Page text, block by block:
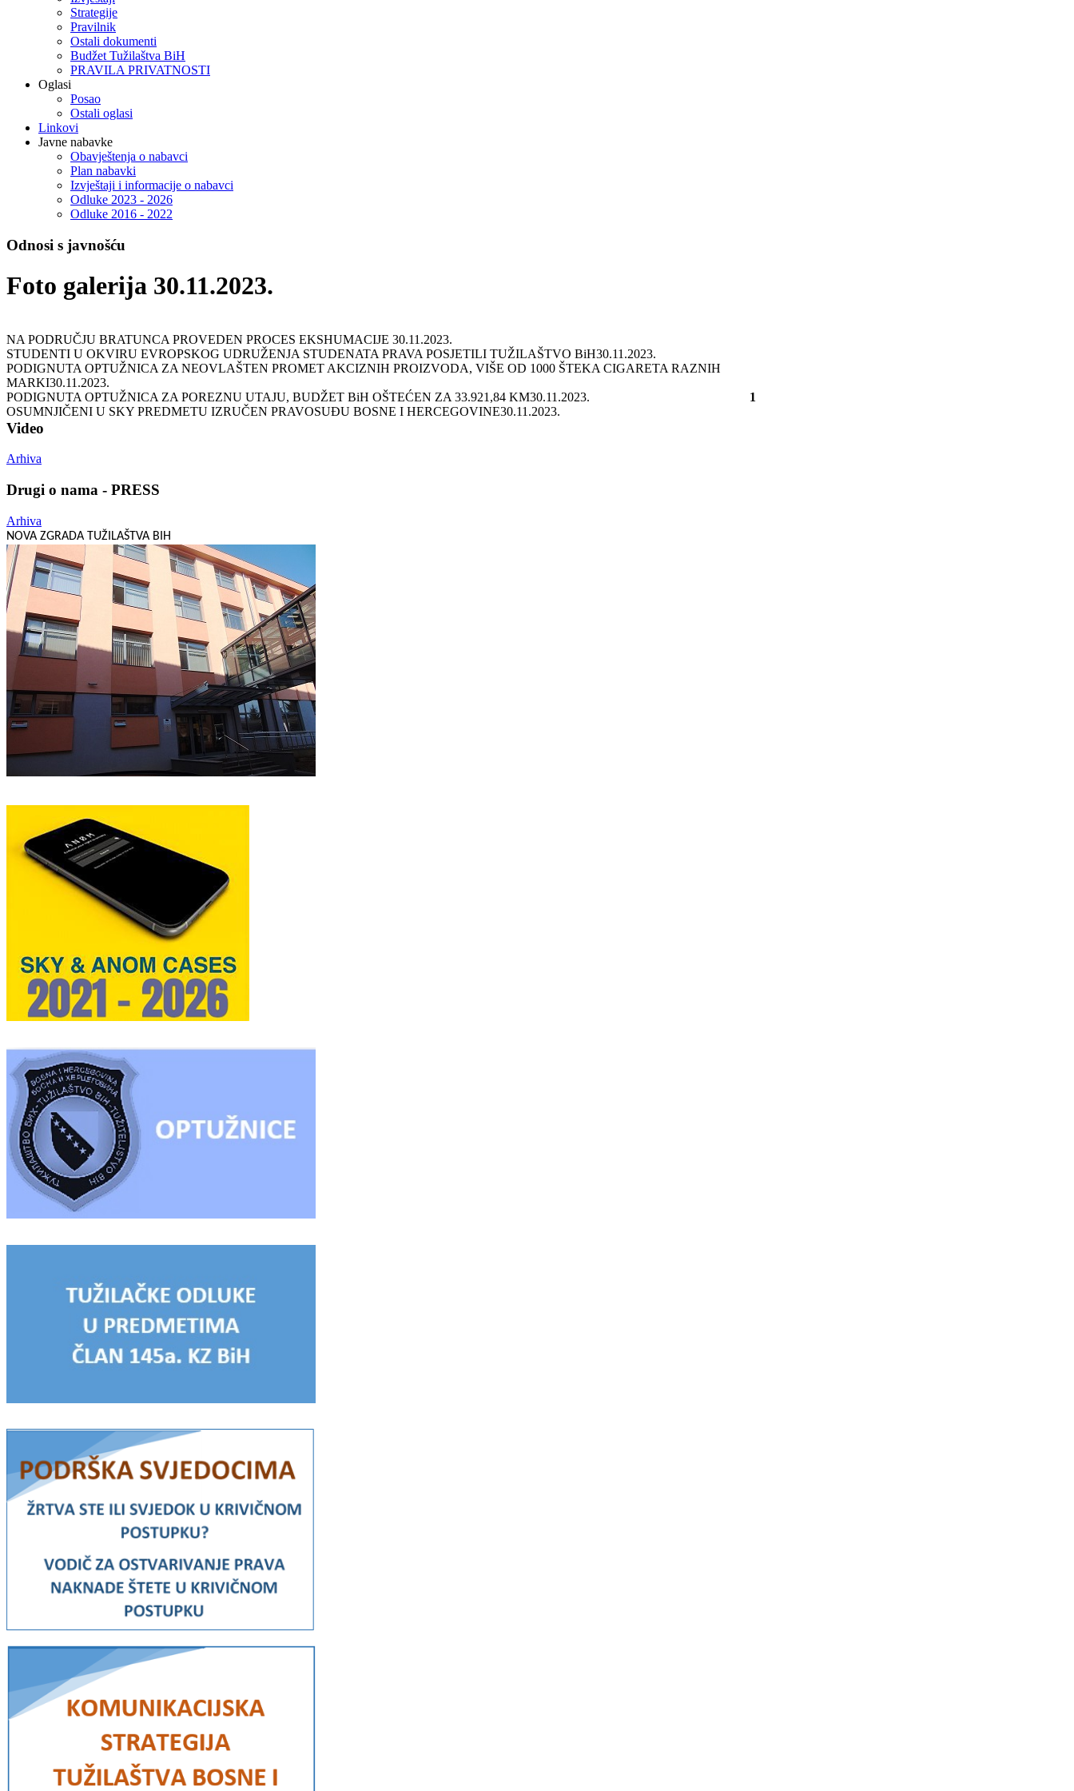
Strategije
Pravilnik
Ostali dokumenti
Budžet Tužilaštva BiH
PRAVILA PRIVATNOSTI
Oglasi
Posao
Ostali oglasi
Linkovi
Javne nabavke
Obavještenja o nabavci
Plan nabavki
Izvještaji i informacije o nabavci
Odluke 2023 - 2026
Odluke 2016 - 2022
Odnosi s javnošću
Foto galerija 30.11.2023.
NA PODRUČJU BRATUNCA PROVEDEN PROCES EKSHUMACIJE 30.11.2023.
STUDENTI U OKVIRU EVROPSKOG UDRUŽENJA STUDENATA PRAVA POSJETILI TUŽILAŠTVO BiH30.11.2023.
PODIGNUTA OPTUŽNICA ZA NEOVLAŠTEN PROMET AKCIZNIH PROIZVODA, VIŠE OD 1000 ŠTEKA CIGARETA RAZNIH
MARKI30.11.2023.
PODIGNUTA OPTUŽNICA ZA POREZNU UTAJU, BUDŽET BiH OŠTEĆEN ZA 33.921,84 KM30.11.2023.
OSUMNJIČENI U SKY PREDMETU IZRUČEN PRAVOSUĐU BOSNE I HERCEGOVINE30.11.2023.
1
Video
Arhiva
Drugi o nama - PRESS
Arhiva
NOVA ZGRADA TUŽILAŠTVA BIH